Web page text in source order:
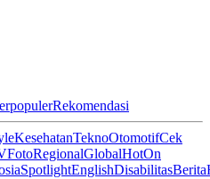
Rekomendasi
KesehatanTeknoOtomotifCek
FotoRegionalGlobalHotOn
SpotlightEnglishDisabilitasBerita